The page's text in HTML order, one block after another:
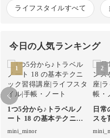
す。#手帳デコ #コラージュノート
ームに合わせて文具のデザイン性
手帳ライフをぜひ始めてみてはいか
ライフスタイルすべて
今日の人気ランキング
1
1つ5分から♪トラベルノ
ート 18 の基本テクニッ
ク習得講座
mini_minor
2
日常
スを